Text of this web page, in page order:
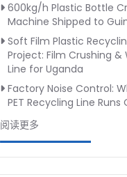
600kg/h Plastic Bottle
Machine Shipped to
Soft Film Plastic
Project: Film Crushing &
Line for Uganda
Factory Noise Control:
PET Recycling Line Runs
阅读更多